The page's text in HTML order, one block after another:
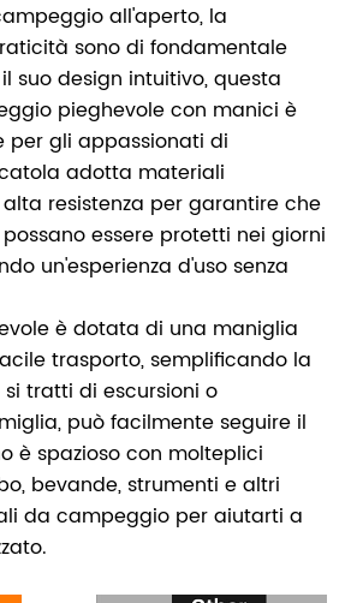
all'aperto, la
sono di fondamentale
suo design intuitivo, questa
pieghevole con manici è
per gli appassionati di
adotta materiali
resistenza per garantire che
essere protetti nei giorni
un'esperienza d'uso senza
è dotata di una maniglia
trasporto, semplificando la
tratti di escursioni o
può facilmente seguire il
è spazioso con molteplici
bevande, strumenti e altri
da campeggio per aiutarti a